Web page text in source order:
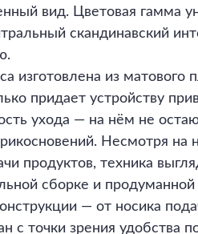
вид. Цветовая гамма
скандинавский
изготовлена из матового
придает устройству
ухода — на нём не
Несмотря на
продуктов, техника
сборке и
— от носика
с точки зрения удобства